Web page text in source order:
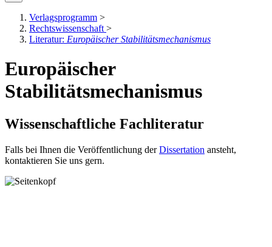
Verlagsprogramm >
Rechtswissenschaft >
Literatur: Europäischer Stabilitätsmechanismus
Europäischer
Stabilitätsmechanismus
Wissenschaftliche Fachliteratur
Falls bei Ihnen die Veröffentlichung derDissertation ansteht,
kontaktieren Sie uns gern.